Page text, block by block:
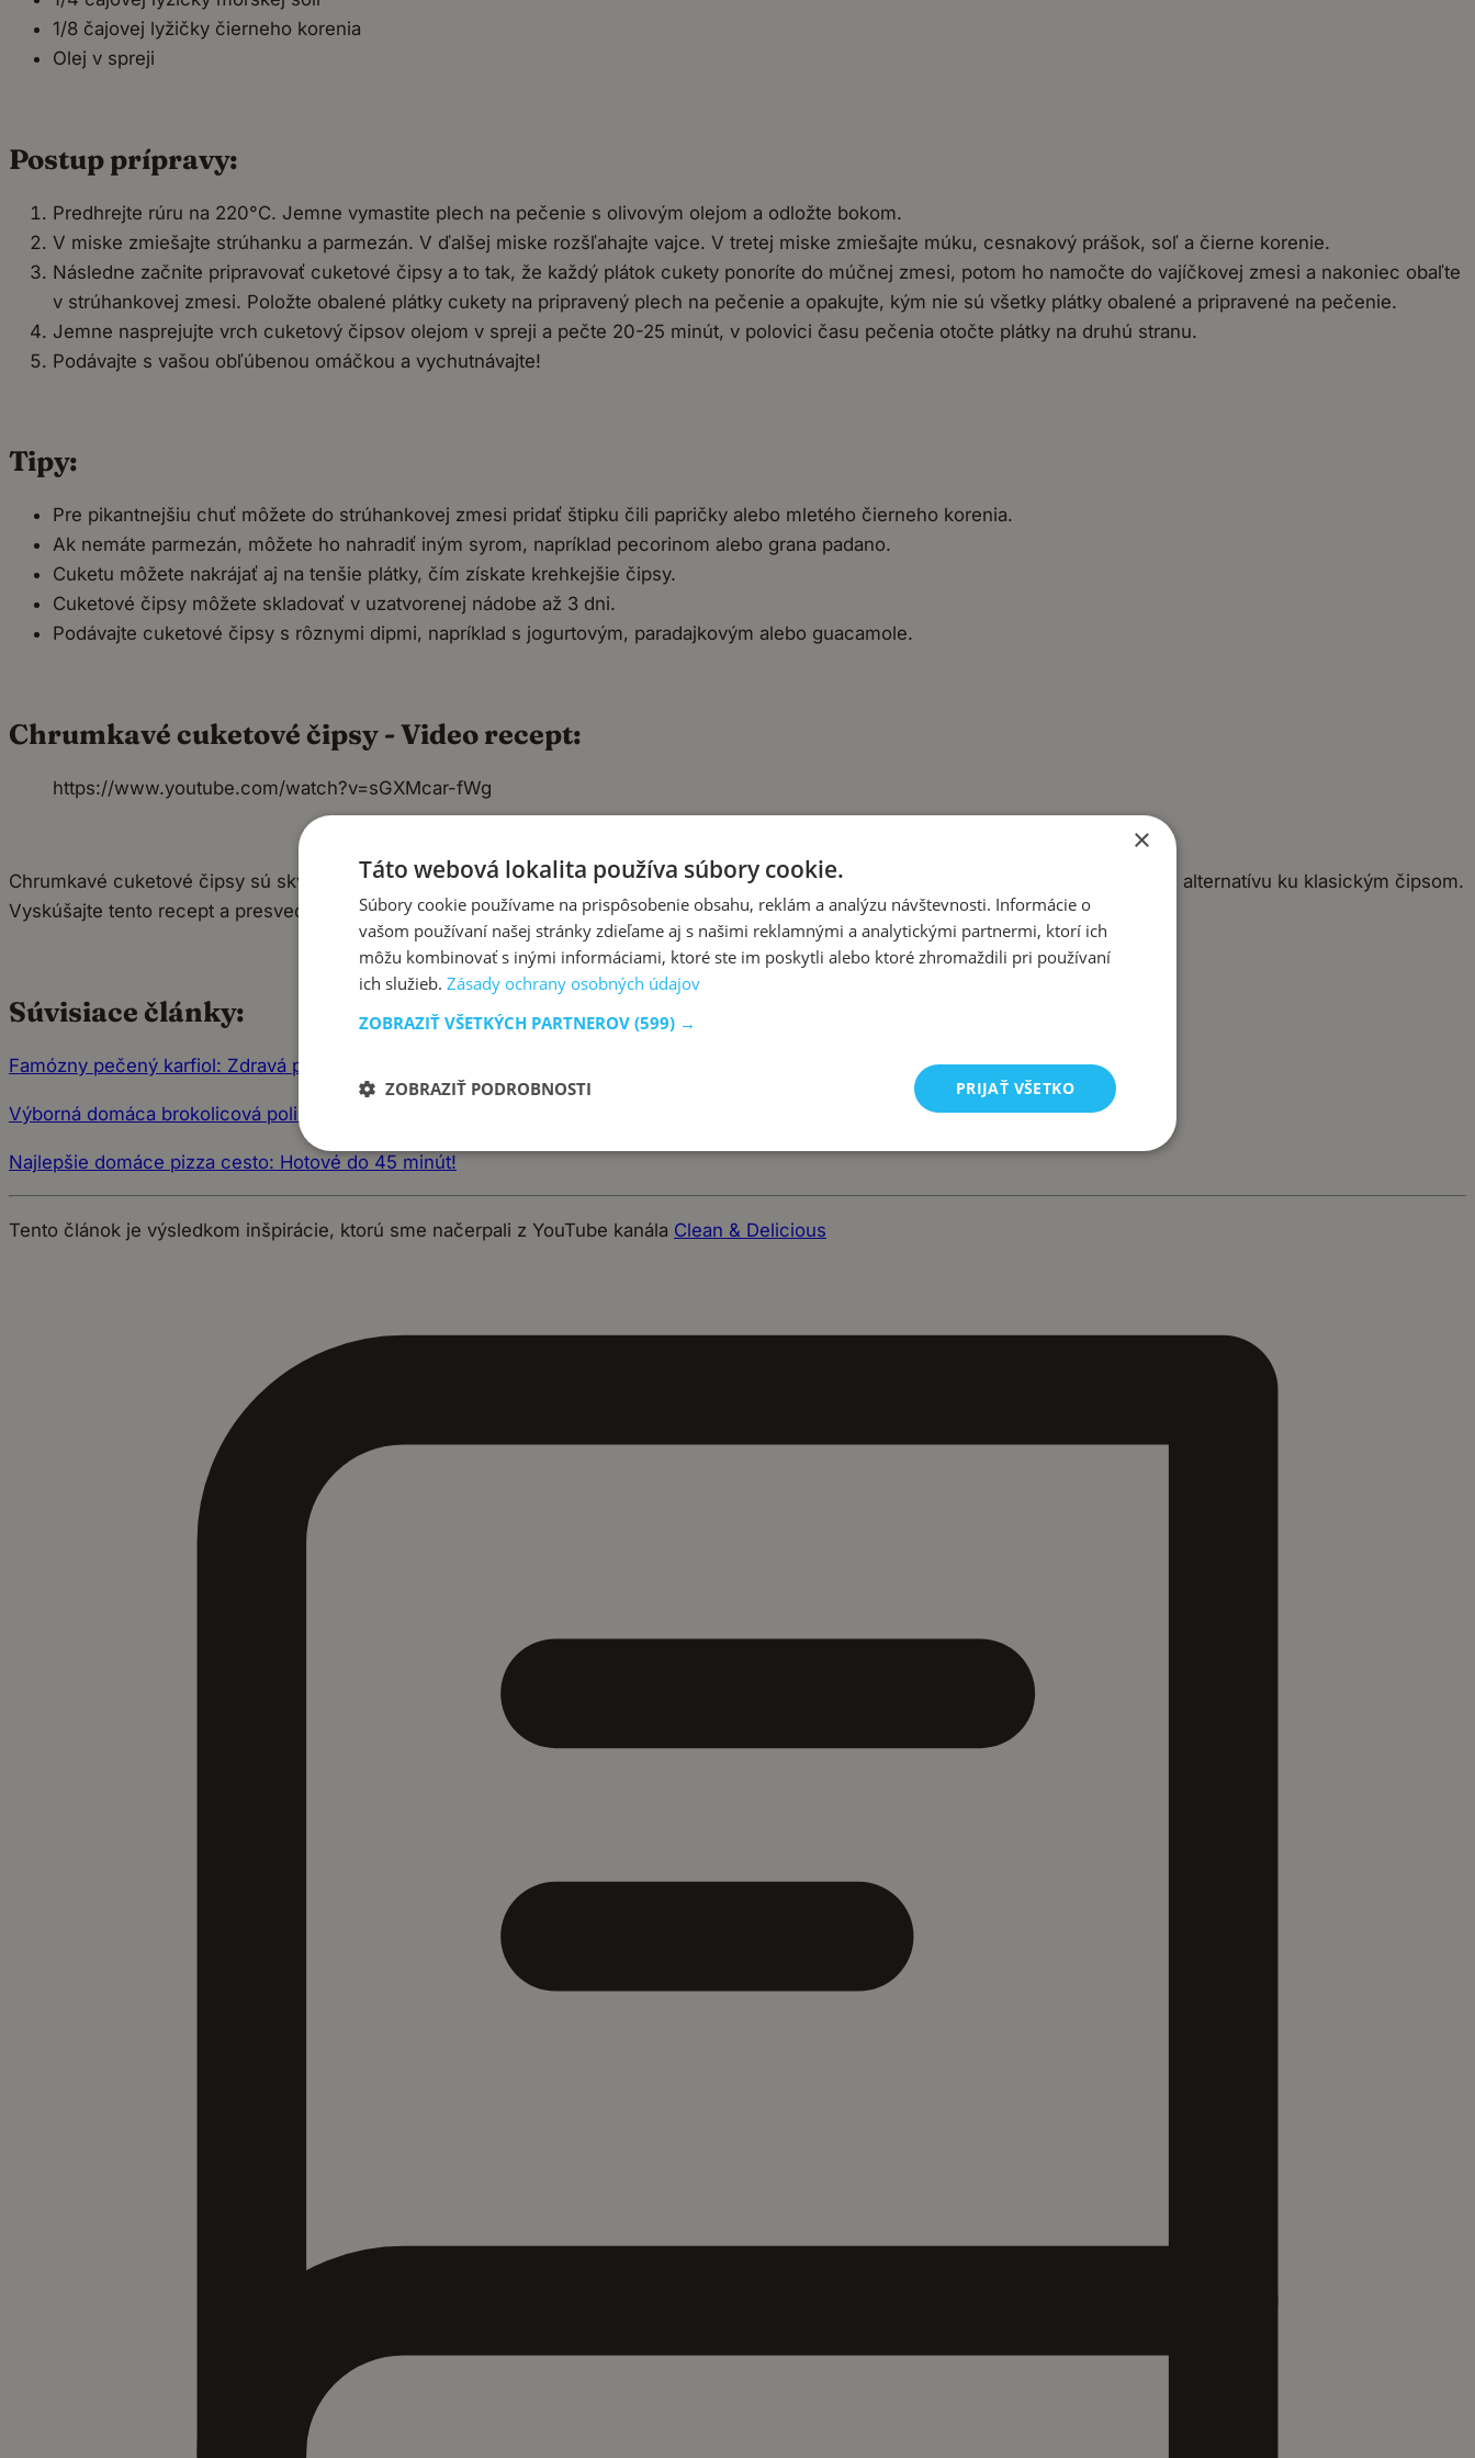
1/8 čajovej lyžičky čierneho korenia
Olej v spreji
Postup prípravy:
Predhrejte rúru na 220°C. Jemne vymastite plech na pečenie s olivovým olejom a odložte bokom.
V miske zmiešajte strúhanku a parmezán. V ďalšej miske rozšľahajte vajce. V tretej miske zmiešajte múku, cesnakový prášok, soľ a čierne korenie.
Následne začnite pripravovať cuketové čipsy a to tak, že každý plátok cukety ponoríte do múčnej zmesi, potom ho namočte do vajíčkovej zmesi a nakoniec obaľte
v strúhankovej zmesi. Položte obalené plátky cukety na pripravený plech na pečenie a opakujte, kým nie sú všetky plátky obalené a pripravené na pečenie.
Jemne nasprejujte vrch cuketový čipsov olejom v spreji a pečte 20-25 minút, v polovici času pečenia otočte plátky na druhú stranu.
Podávajte s vašou obľúbenou omáčkou a vychutnávajte!
Tipy:
Pre pikantnejšiu chuť môžete do strúhankovej zmesi pridať štipku čili papričky alebo mletého čierneho korenia.
Ak nemáte parmezán, môžete ho nahradiť iným syrom, napríklad pecorinom alebo grana padano.
Cuketu môžete nakrájať aj na tenšie plátky, čím získate krehkejšie čipsy.
Cuketové čipsy môžete skladovať v uzatvorenej nádobe až 3 dni.
Podávajte cuketové čipsy s rôznymi dipmi, napríklad s jogurtovým, paradajkovým alebo guacamole.
Chrumkavé cuketové čipsy - Video recept:
https://www.youtube.com/watch?v=sGXMcar-fWg
Chrumkavé cuketové čipsy sú skvelý spôsob, ako si dopriať chutné a zdravé jedlo plné živín. Sú ideálne pre každého, kto hľadá zdravú alternatívu ku klasickým čipsom.
Vyskúšajte tento recept a presvedčte sa sami, ako chutne a jednoducho si môžete doma pripraviť cuketové čipsy!
Súvisiace články:
Famózny pečený karfiol: Zdravá príloha plná živín!
Výborná domáca brokolicová polievka s krutónmi podľa babky Stanky
Najlepšie domáce pizza cesto: Hotové do 45 minút!
Tento článok je výsledkom inšpirácie, ktorú sme načerpali z YouTube kanála Clean & Delicious
×
Táto webová lokalita používa súbory cookie.
Súbory cookie používame na prispôsobenie obsahu, reklám a analýzu návštevnosti. Informácie o
vašom používaní našej stránky zdieľame aj s našimi reklamnými a analytickými partnermi, ktorí ich
môžu kombinovať s inými informáciami, ktoré ste im poskytli alebo ktoré zhromaždili pri používaní
ich služieb. Zásady ochrany osobných údajov
ZOBRAZIŤ VŠETKÝCH PARTNEROV (599) →
PRIJAŤ VŠETKO
ZOBRAZIŤ PODROBNOSTI